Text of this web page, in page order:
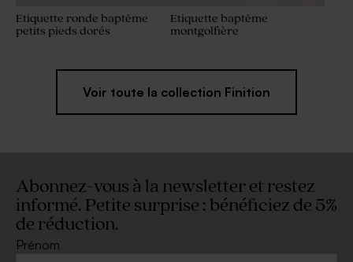
Etiquette ronde baptême
petits pieds dorés
Etiquette baptême
montgolfière
Voir toute la collection Finition
Abonnez-vous à la newsletter et restez
informé. Petite surprise : bénéficiez de 5%
de réduction.
Prénom